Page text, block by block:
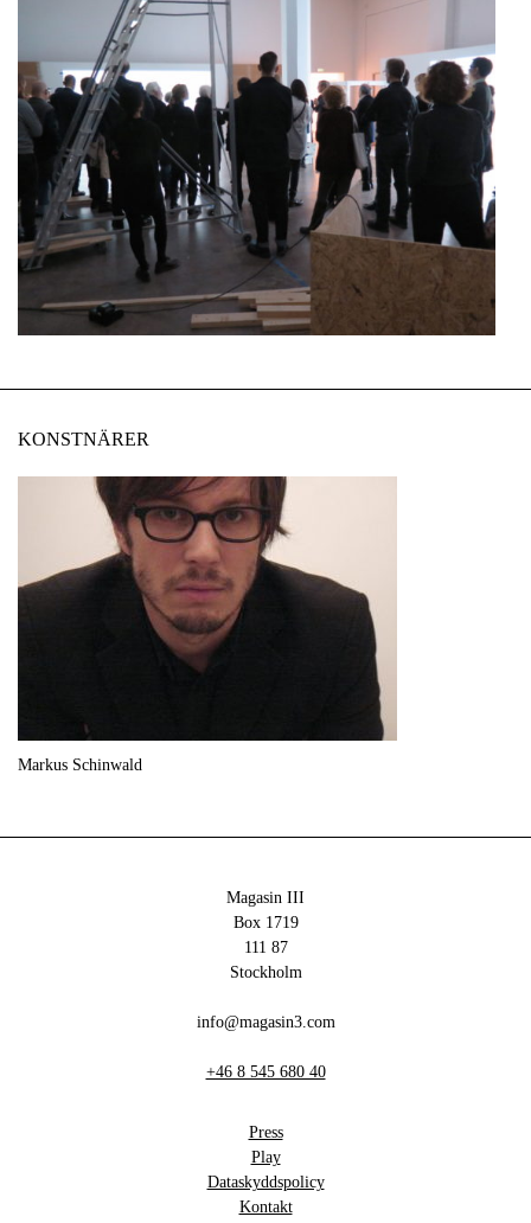
KONSTNÄRER
Markus Schinwald
Magasin III
Box 1719
111 87
Stockholm
info@magasin3.com
+46 8 545 680 40
Press
Play
Dataskyddspolicy
Kontakt